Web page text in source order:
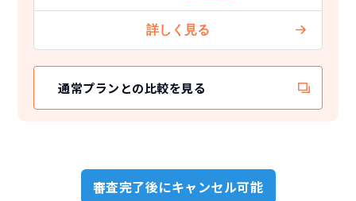
通常プランとの比較を見る
審査完了後にキャンセル可能